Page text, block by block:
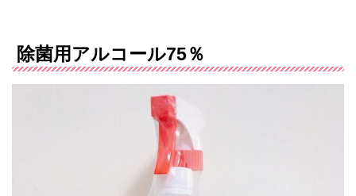
除菌用アルコール75％